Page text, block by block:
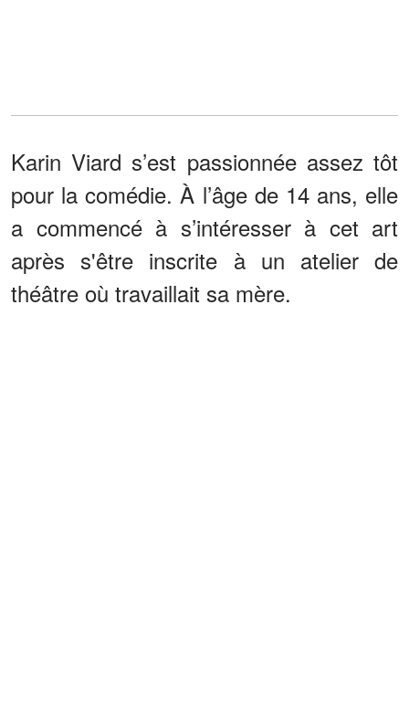
Karin Viard s’est passionnée assez tôt
pour la comédie. À l’âge de 14 ans, elle
a commencé à s’intéresser à cet art
après s'être inscrite à un atelier de
théâtre où travaillait sa mère.